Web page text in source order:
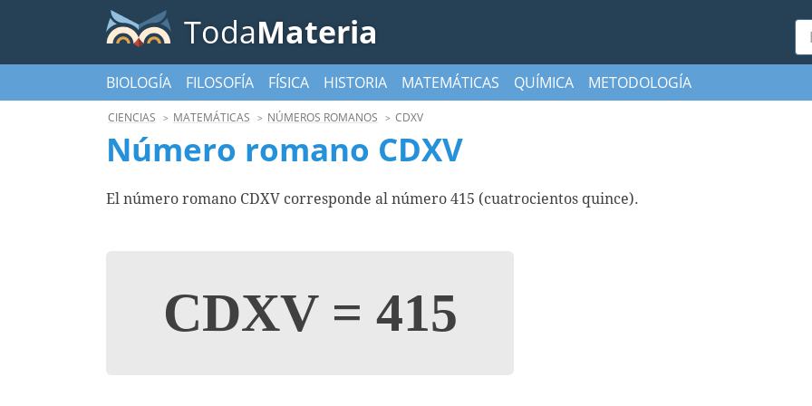
TodaMateria
BIOLOGÍA FILOSOFÍA FÍSICA HISTORIA MATEMÁTICAS QUÍMICA METODOLOGÍA
CIENCIAS MATEMÁTICAS NÚMEROS ROMANOS CDXV
Número romano CDXV
El número romano CDXV corresponde al número 415 (cuatrocientos quince).
CDXV = 415